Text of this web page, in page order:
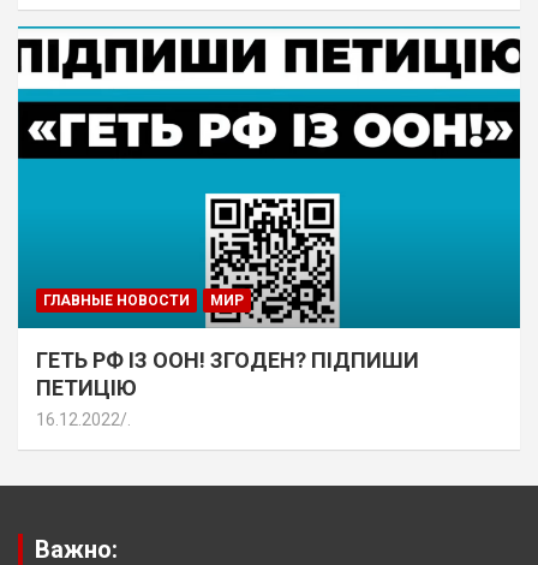
ГЛАВНЫЕ НОВОСТИ МИР
ГЕТЬ РФ ІЗ ООН! ЗГОДЕН? ПІДПИШИ
ПЕТИЦІЮ
16.12.2022
Важно: